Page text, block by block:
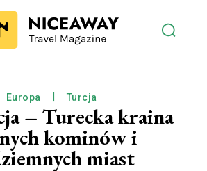
Europa Turcja
– Turecka kraina
kominów i
miast